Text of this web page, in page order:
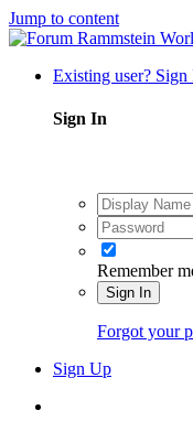
Jump to content
Existing user? Sign
Sign In
Remember
Sign In
Forgot your
Sign Up